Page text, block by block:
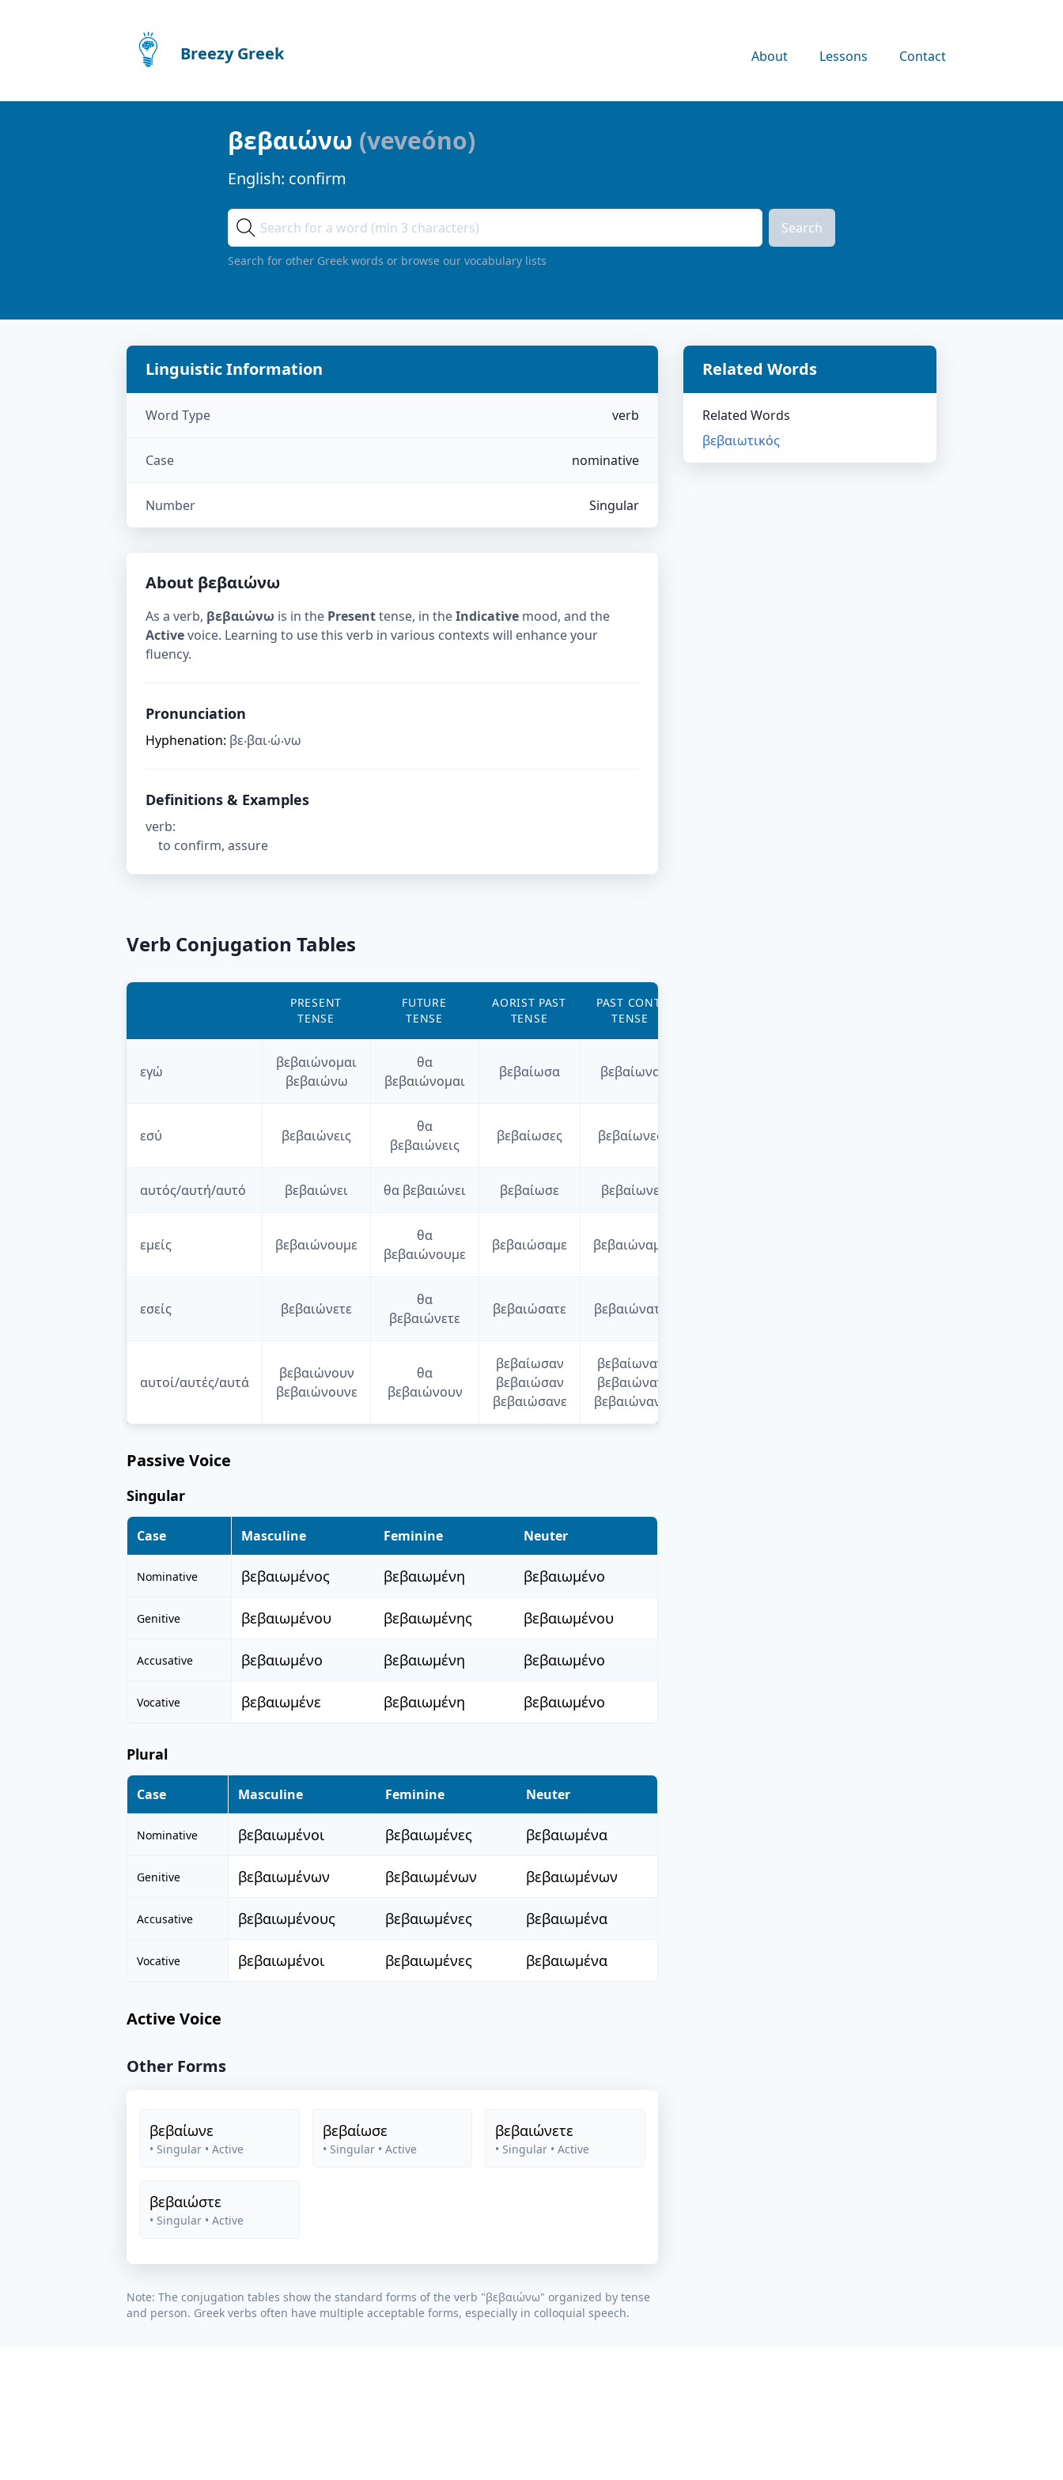
Breezy Greek About Lessons Contact
βεβαιώνω (veveóno)
English: confirm
Search
Search for other Greek words or browse our vocabulary lists
Linguistic Information
Word Type verb
Case nominative
Number Singular
About βεβαιώνω
As a verb, βεβαιώνω is in the Presenttense, in theIndicative mood, and the
Activevoice. Learning to use this verb in various contexts will enhance your
fluency.
Pronunciation
Hyphenation: βε‧βαι‧ώ‧νω
Definitions & Examples
verb:
to confirm, assure
Verb Conjugation Tables
PRESENT
TENSE
FUTURE
TENSE
AORIST PAST
TENSE
PAST CONT.
TENSE
εγώ
βεβαιώνομαι
βεβαιώνω
θα
βεβαιώνομαι
βεβαίωσα βεβαίωνα
εσύ βεβαιώνεις
θα
βεβαιώνεις
βεβαίωσες βεβαίωνες
αυτός/αυτή/αυτό βεβαιώνει θα βεβαιώνει βεβαίωσε βεβαίωνε
εμείς βεβαιώνουμε
θα
βεβαιώνουμε
βεβαιώσαμε βεβαιώναμε
εσείς βεβαιώνετε
θα
βεβαιώνετε
βεβαιώσατε βεβαιώνατε
αυτοί/αυτές/αυτά
βεβαιώνουν
βεβαιώνουνε
θα
βεβαιώνουν
βεβαίωσαν
βεβαιώσαν
βεβαιώσανε
βεβαίωναν
βεβαιώναν
βεβαιώνανε
Passive Voice
Singular
Case Masculine Feminine Neuter
Nominative βεβαιωμένος βεβαιωμένη βεβαιωμένο
Genitive βεβαιωμένου βεβαιωμένης βεβαιωμένου
Accusative βεβαιωμένο βεβαιωμένη βεβαιωμένο
Vocative βεβαιωμένε βεβαιωμένη βεβαιωμένο
Plural
Case Masculine Feminine Neuter
Nominative βεβαιωμένοι βεβαιωμένες βεβαιωμένα
Genitive βεβαιωμένων βεβαιωμένων βεβαιωμένων
Accusative βεβαιωμένους βεβαιωμένες βεβαιωμένα
Vocative βεβαιωμένοι βεβαιωμένες βεβαιωμένα
Active Voice
Other Forms
βεβαίωνε
• Singular • Active
βεβαίωσε
• Singular• Active
βεβαιώνετε
• Singular • Active
βεβαιώστε
• Singular • Active
Note: The conjugation tables show the standard forms of the verb "βεβαιώνω" organized by tense
and person. Greek verbs often have multiple acceptable forms, especially in colloquial speech.
Related Words
Related Words
βεβαιωτικός